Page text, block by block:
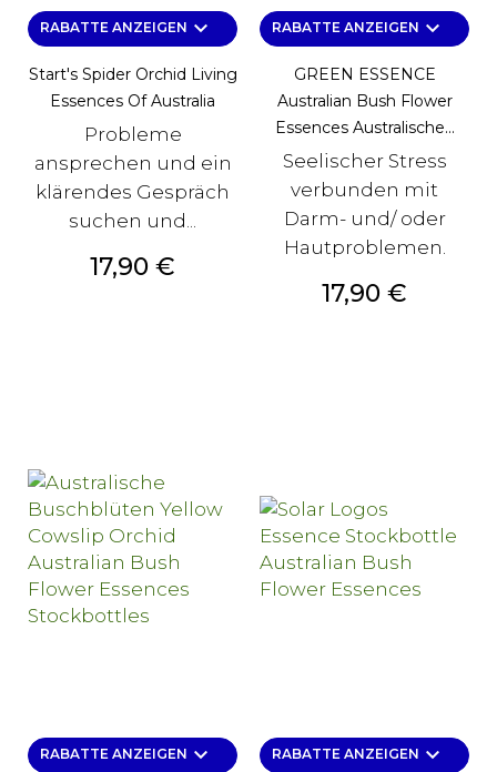
RABATTE ANZEIGEN keyboard_arrow_down
Start's Spider Orchid Living
Essences Of Australia
Probleme
ansprechen und ein
klärendes Gespräch
suchen und...
Preis
17,90 €
RABATTE ANZEIGEN keyboard_arrow_down
GREEN ESSENCE
Australian Bush Flower
Essences Australische...
Seelischer Stress
verbunden mit
Darm- und/ oder
Hautproblemen.
Preis
17,90 €
RABATTE ANZEIGEN keyboard_arrow_down RABATTE ANZEIGEN keyboard_arrow_down